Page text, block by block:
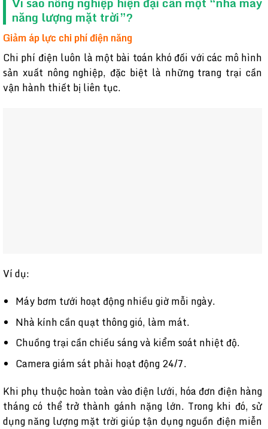
năng lượng mặt trời”?
Giảm áp lực chi phí điện năng
Chi phí điện luôn là một bài toán khó đối với các mô hình
sản xuất nông nghiệp, đặc biệt là những trang trại cần
vận hành thiết bị liên tục.
Ví dụ:
Máy bơm tưới hoạt động nhiều giờ mỗi ngày.
Nhà kính cần quạt thông gió, làm mát.
Chuồng trại cần chiếu sáng và kiểm soát nhiệt độ.
Camera giám sát phải hoạt động 24/7.
Khi phụ thuộc hoàn toàn vào điện lưới, hóa đơn điện hàng
tháng có thể trở thành gánh nặng lớn. Trong khi đó, sử
dụng năng lượng mặt trời giúp tận dụng nguồn điện miễn